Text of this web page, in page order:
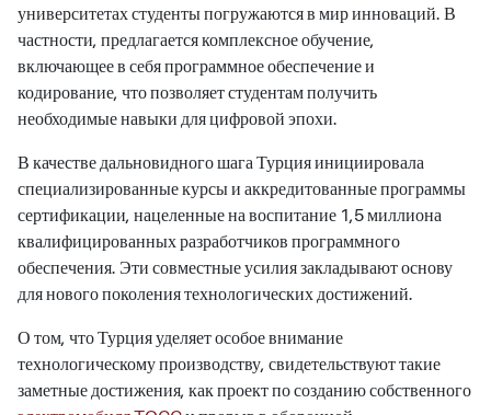
университетах студенты погружаются в мир инноваций. В
частности, предлагается комплексное обучение,
включающее в себя программное обеспечение и
кодирование, что позволяет студентам получить
необходимые навыки для цифровой эпохи.
В качестве дальновидного шага Турция инициировала
специализированные курсы и аккредитованные программы
сертификации, нацеленные на воспитание 1,5 миллиона
квалифицированных разработчиков программного
обеспечения. Эти совместные усилия закладывают основу
для нового поколения технологических достижений.
О том, что Турция уделяет особое внимание
технологическому производству, свидетельствуют такие
заметные достижения, как проект по созданию собственного